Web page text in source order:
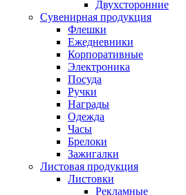
Двухсторонние
Сувенирная продукция
Флешки
Ежедневники
Корпоративные
Электроника
Посуда
Ручки
Награды
Одежда
Часы
Брелоки
Зажигалки
Листовая продукция
Листовки
Рекламные